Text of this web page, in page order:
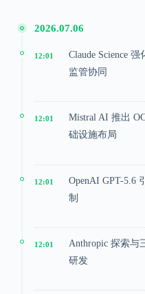
2026.07.06
12:01
Claude Science
监管协同
12:01
Mistral AI 推出
础设施布局
12:01
OpenAI GPT-5.6
制
12:01
Anthropic 探索与
研发